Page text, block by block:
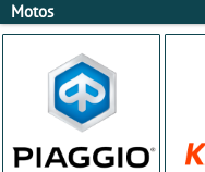
Motos